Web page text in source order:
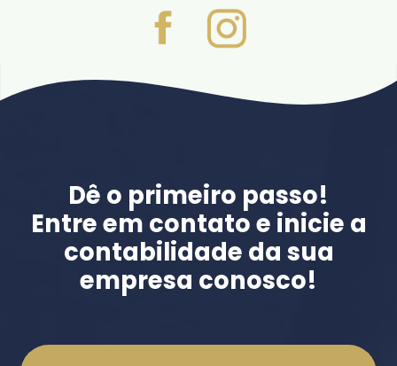
Dê o primeiro passo!
Entre em contato e inicie a
contabilidade da sua
empresa conosco!